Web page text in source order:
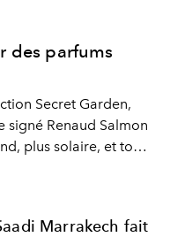
des parfums
Secret Garden,
signé Renaud Salmon
plus solaire, et tout
Marrakech fait